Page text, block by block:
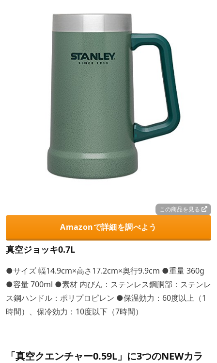
この商品を見る
Amazonで詳細を調べよう
真空ジョッキ0.7L
●サイズ 幅14.9cm×高さ17.2cm×奥行9.9cm ●重量 360g
●容量 700ml ●素材 内びん：ステンレス鋼胴部：ステンレ
ス鋼ハンドル：ポリプロピレン ●保温効力：60度以上（1
時間）、保冷効力：10度以下（7時間）
「真空クエンチャー0.59L」に3つのNEWカラ